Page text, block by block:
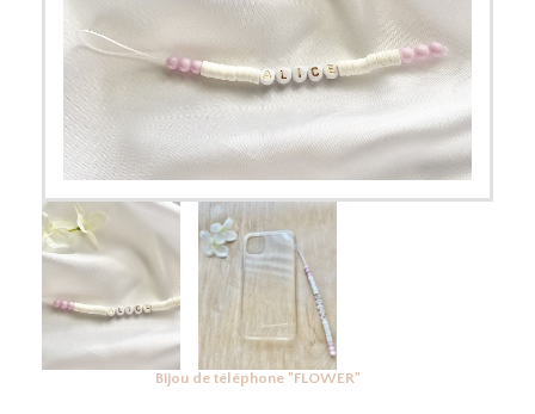
Bijou de téléphone "FLOWER"